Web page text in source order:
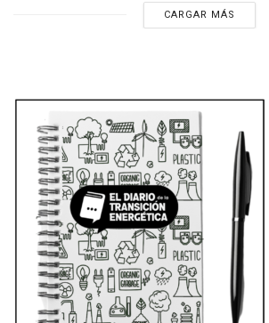
CARGAR MÁS